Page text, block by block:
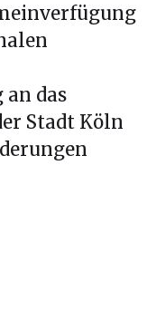
an das
Stadt Köln